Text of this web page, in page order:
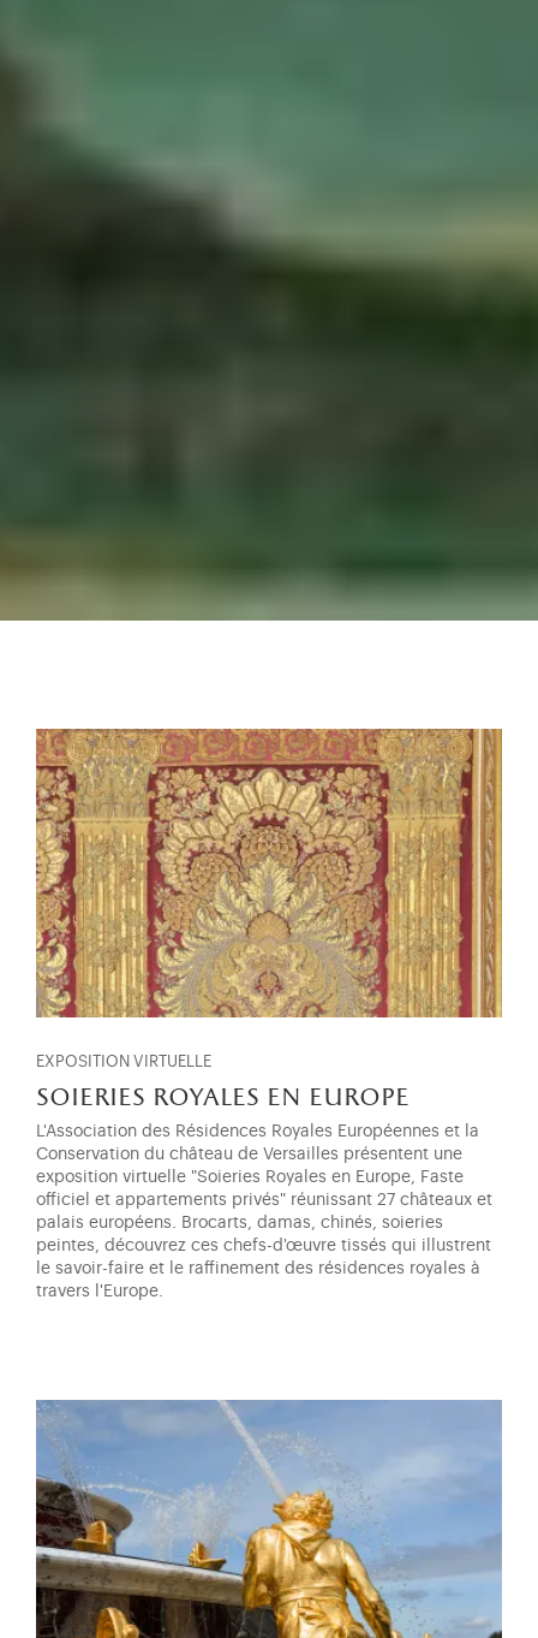
EXPOSITION VIRTUELLE
soieries royales en europe
L'Association des Résidences Royales Européennes et la
Conservation du château de Versailles présentent une
exposition virtuelle "Soieries Royales en Europe, Faste
officiel et appartements privés" réunissant 27 châteaux et
palais européens. Brocarts, damas, chinés, soieries
peintes, découvrez ces chefs-d'œuvre tissés qui illustrent
le savoir-faire et le raffinement des résidences royales à
travers l'Europe.